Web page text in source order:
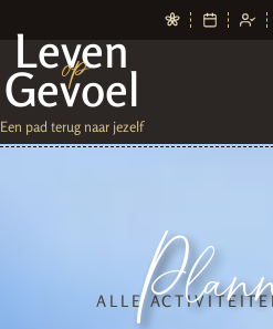
Leven
op
Gevoel
Een pad terug naar jezelf
ALLE